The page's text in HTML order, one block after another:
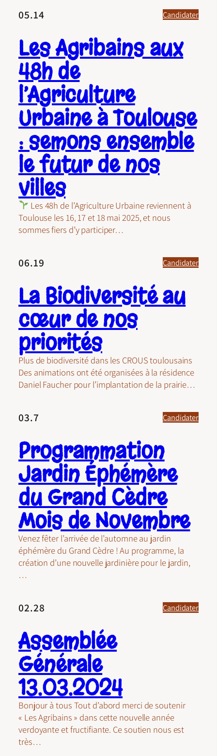
05.14 Candidater
Les Agribains aux
48h de
l’Agriculture
Urbaine à Toulouse
: semons ensemble
le futur de nos
villes
Les 48h de l’Agriculture Urbaine reviennent à
Toulouse les 16, 17 et 18 mai 2025, et nous
sommes fiers d’y participer…
06.19 Candidater
La Biodiversité au
cœur de nos
priorités
Plus de biodiversité dans les CROUS toulousains
Des animations ont été organisées à la résidence
Daniel Faucher pour l’implantation de la prairie…
03.7 Candidater
Programmation
Jardin Éphémère
du Grand Cèdre
Mois de Novembre
Venez fêter l’arrivée de l’automne au jardin
éphémère du Grand Cèdre ! Au programme, la
création d’une nouvelle jardinière pour le jardin,
…
02.28 Candidater
Assemblée
Générale
13.03.2024
Bonjour à tous Tout d’abord merci de soutenir
« Les Agribains » dans cette nouvelle année
verdoyante et fructifiante. Ce soutien nous est
très…